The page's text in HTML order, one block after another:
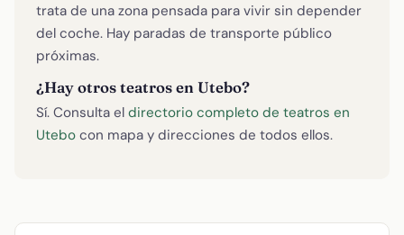
trata de una zona pensada para vivir sin depender
del coche. Hay paradas de transporte público
próximas.
¿Hay otros teatros en Utebo?
Sí. Consulta el directorio completo de teatros en
Utebo con mapa y direcciones de todos ellos.